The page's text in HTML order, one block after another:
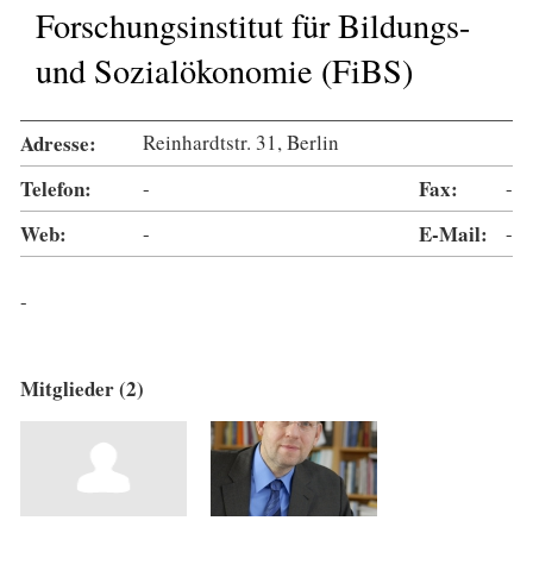
Forschungsinstitut für Bildungs-
und Sozialökonomie (FiBS)
Adresse: Reinhardtstr. 31, Berlin
Telefon: - Fax: -
Web: - E-Mail: -
-
Mitglieder (2)